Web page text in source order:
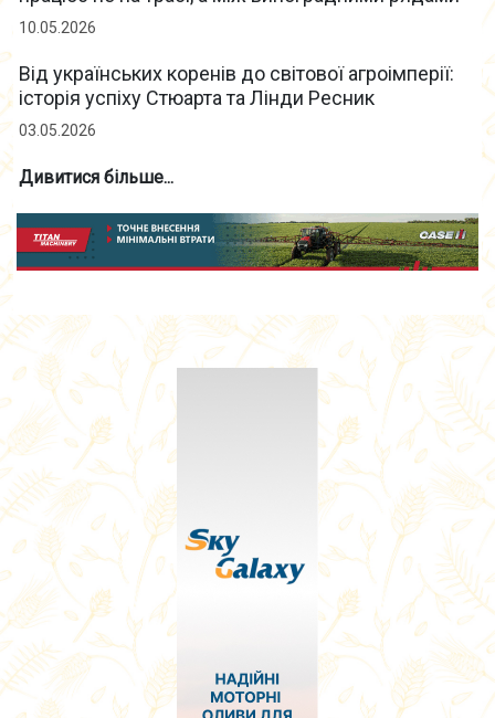
10.05.2026
Від українських коренів до світової агроімперії:
історія успіху Стюарта та Лінди Ресник
03.05.2026
Дивитися більше...